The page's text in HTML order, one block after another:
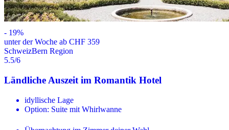
- 19%
unter der Woche ab CHF 359
SchweizBern Region
5.5/6
Ländliche Auszeit im Romantik Hotel
idyllische Lage
Option: Suite mit Whirlwanne